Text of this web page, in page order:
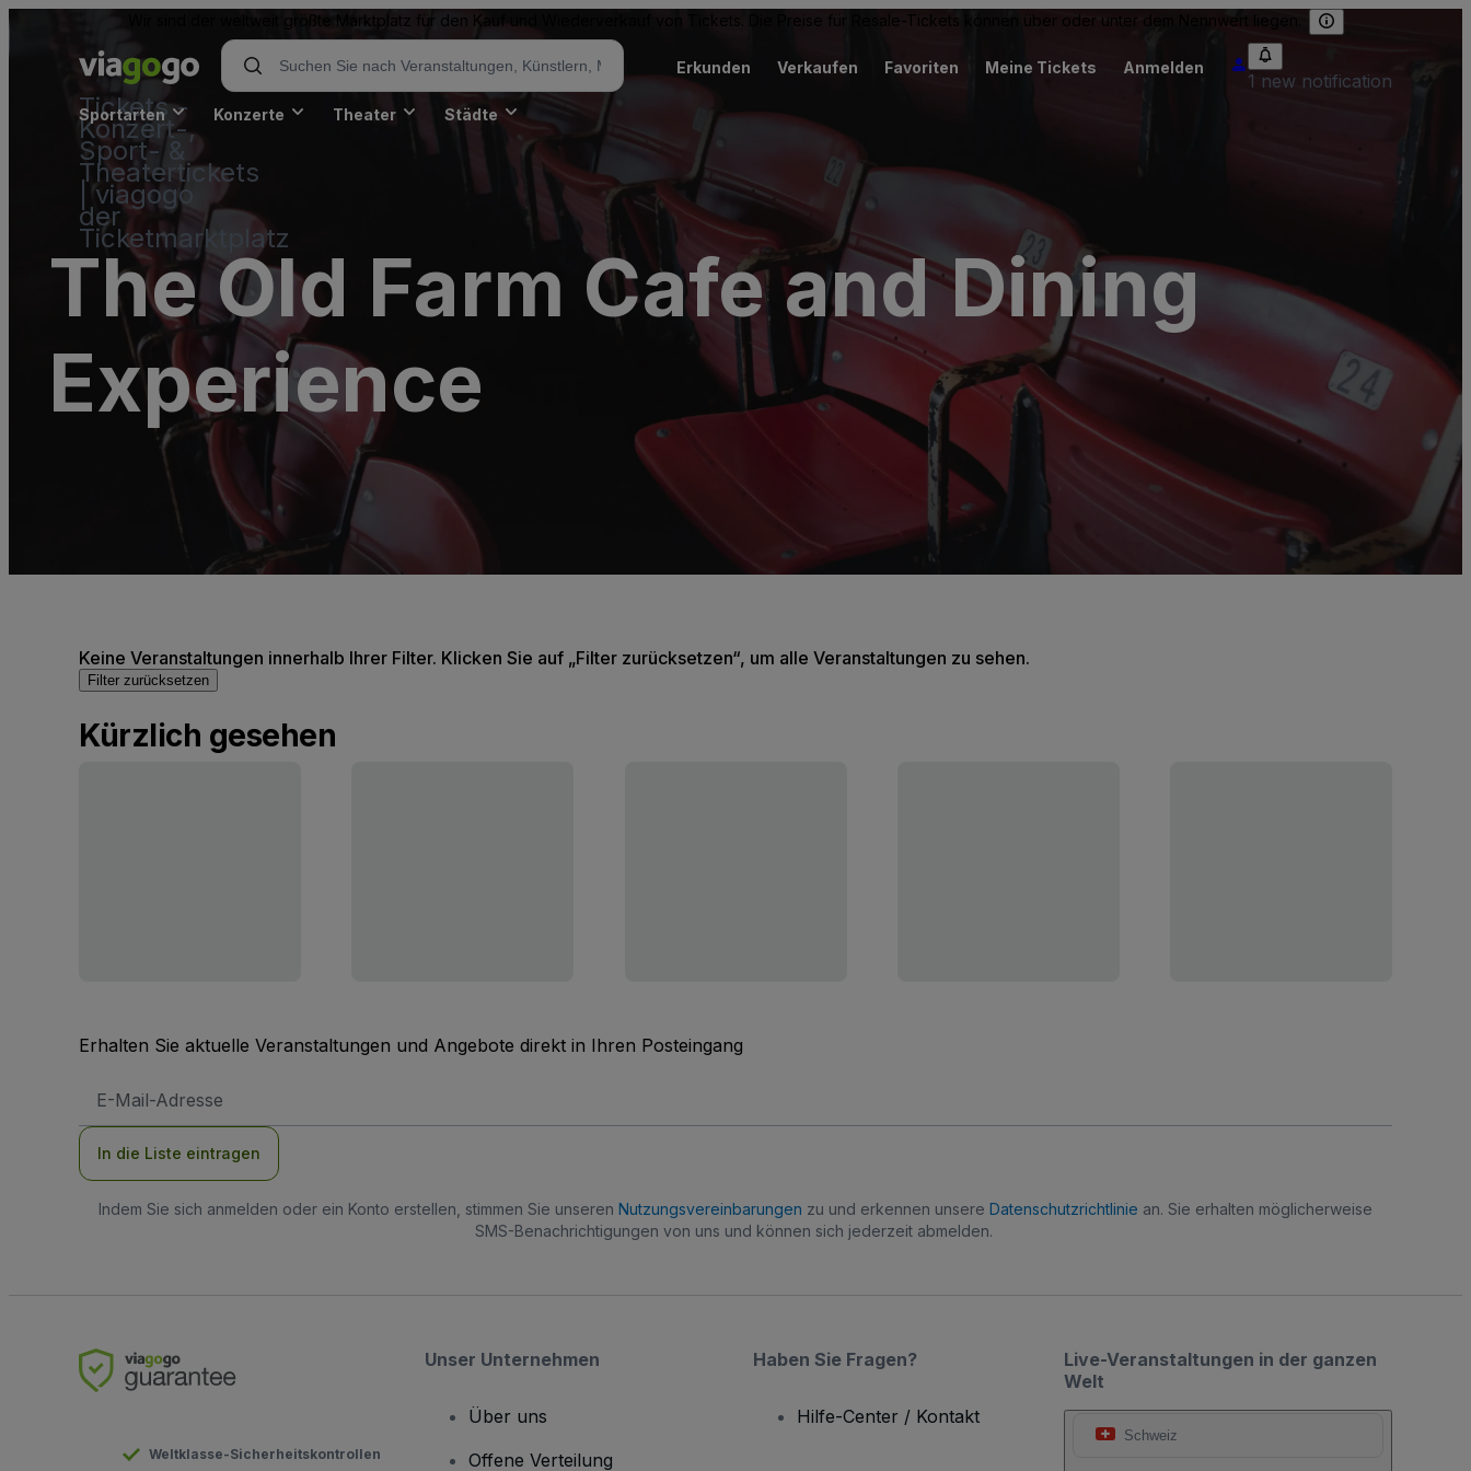
Wir sind der weltweit größte Marktplatz für den Kauf und Wiederverkauf von Tickets. Die Preise für Resale-Tickets können über oder unter dem Nennwert liegen.
Tickets -
Konzert-,
Sport- &
Theatertickets
| viagogo
der
Ticketmarktplatz
Erkunden Verkaufen Favoriten Meine Tickets Anmelden
1 new notification
Sportarten Konzerte Theater Städte
The Old Farm Cafe and Dining
Experience
Keine Veranstaltungen innerhalb Ihrer Filter. Klicken Sie auf „Filter zurücksetzen“, um alle Veranstaltungen zu sehen.
Filter zurücksetzen
Kürzlich gesehen
Erhalten Sie aktuelle Veranstaltungen und Angebote direkt in Ihren Posteingang
Mail-
In die Liste eintragen
Indem Sie sich anmelden oder ein Konto erstellen, stimmen Sie unseren Nutzungsvereinbarungen zu und erkennen unsere Datenschutzrichtlinie an. Sie erhalten möglicherweise
SMS-Benachrichtigungen von uns und können sich jederzeit abmelden.
Live-Veranstaltungen in der ganzen
Welt
Schweiz
Weltklasse-Sicherheitskontrollen
Unser Unternehmen
Über uns
Offene Verteilung
Haben Sie Fragen?
Hilfe-Center / Kontakt